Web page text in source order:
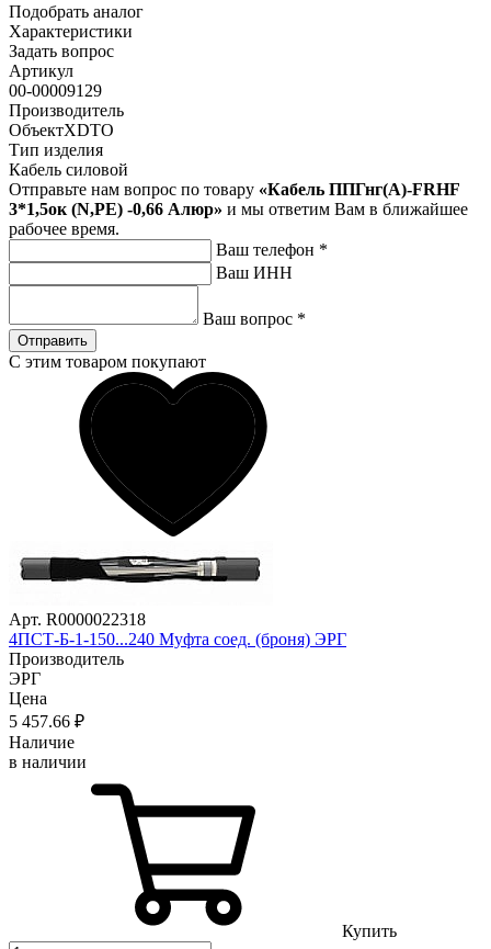
Подобрать аналог
Характеристики
Задать вопрос
Артикул
00-00009129
Производитель
ОбъектXDTO
Тип изделия
Кабель силовой
Отправьте нам вопрос по товару «Кабель ППГнг(А)-FRHF
3*1,5ок (N,PE) -0,66 Алюр» и мы ответим Вам в ближайшее
рабочее время.
Ваш телефон *
Ваш ИНН
Ваш вопрос *
Отправить
С этим товаром покупают
Арт. R0000022318
4ПСТ-Б-1-150...240 Муфта соед. (броня) ЭРГ
Производитель
ЭРГ
Цена
5 457.66 ₽
Наличие
в наличии
Купить